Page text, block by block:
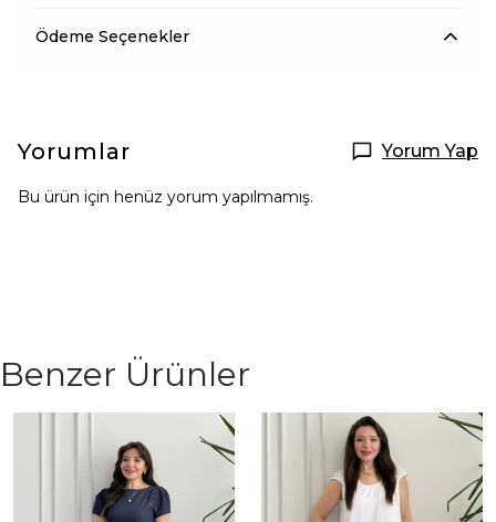
Ödeme Seçenekler
Yorumlar Yorum Yap
Bu ürün için henüz yorum yapılmamış.
Benzer Ürünler